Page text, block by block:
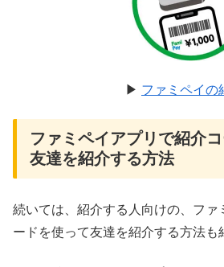
▶︎ ファミペイの
ファミペイアプリで紹介
友達を紹介する方法
続いては、紹介する人向けの、ファ
ードを使って友達を紹介する方法も